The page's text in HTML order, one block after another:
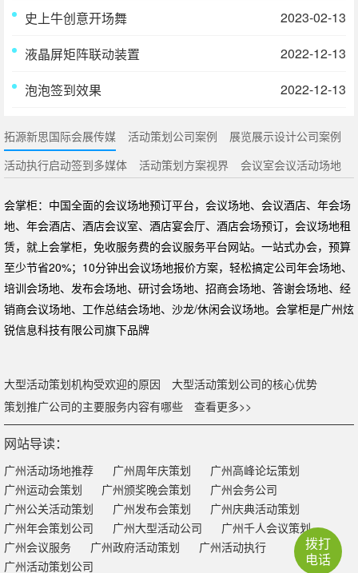
史上牛创意开场舞
2023-02-13
液晶屏矩阵联动装置
2022-12-13
泡泡签到效果
2022-12-13
拓源新思国际会展传媒 活动策划公司案例
展览展示设计公司案例
活动执行启动签到多媒体
活动策划方案视界 会议室会议活动场地
会掌柜：中国全面的会议场地预订平台，会议场地、会议酒店、年会场
地、年会酒店、酒店会议室、酒店宴会厅、酒店会场预订，会议场地租
赁，就上会掌柜，免收服务费的会议服务平台网站。一站式办会，预算
至少节省20%；10分钟出会议场地报价方案，轻松搞定公司年会场地、
培训会场地、发布会场地、研讨会场地、招商会场地、答谢会场地、经
销商会议场地、工作总结会场地、沙龙/休闲会议场地。会掌柜是广州炫
锐信息科技有限公司旗下品牌
大型活动策划机构受欢迎的原因
大型活动策划公司的核心优势
策划推广公司的主要服务内容有哪些
查看更多>>
网站导读：
广州活动场地推荐 广州周年庆策划
广州高峰论坛策划
广州运动会策划
广州颁奖晚会策划
广州会务公司
广州公关活动策划
广州发布会策划
广州庆典活动策划
广州年会策划公司
广州大型活动公司
广州千人会议策划
广州会议服务
广州政府活动策划
广州活动执行
广州活动策划公司
拨打
电话